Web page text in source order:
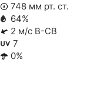
748 мм рт. ст.
64%
2 м/с В-СВ
7
0%